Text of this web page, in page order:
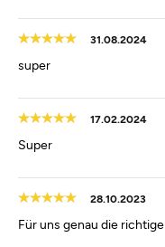
31.08.2024
super
17.02.2024
Super
28.10.2023
Für uns genau die